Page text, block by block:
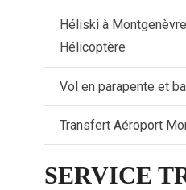
Héliski à
Hélicoptère
Vol en parapente et
Transfert Aéroport
SERVICE